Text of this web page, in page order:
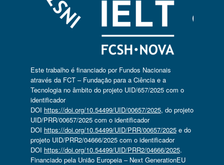
Este trabalho é financiado por Fundos Nacionais
através da FCT – Fundação para a Ciência e a
Tecnologia no âmbito do projeto UID/657/2025 com o
identificador
DOI https://doi.org/10.54499/UID/00657/2025, do projeto
UID/PRR/00657/2025 com o identificador
DOI https://doi.org/10.54499/UID/PRR/00657/2025e do
projeto UID/PRR2/04666/2025 com o identificador
DOI https://doi.org/10.54499/UID/PRR2/04666/2025.
Financiado pela União Europeia – Next GenerationEU